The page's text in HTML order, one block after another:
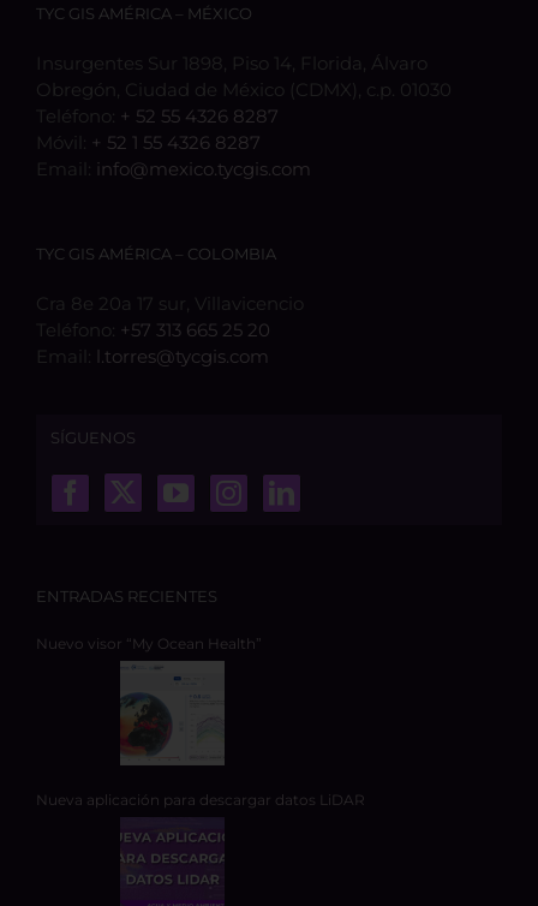
TYC GIS AMÉRICA – MÉXICO
Insurgentes Sur 1898, Piso 14, Florida, Álvaro
Obregón, Ciudad de México (CDMX), c.p. 01030
Teléfono: + 52 55 4326 8287
Móvil: + 52 1 55 4326 8287
Email: info@mexico.tycgis.com
TYC GIS AMÉRICA – COLOMBIA
Cra 8e 20a 17 sur, Villavicencio
Teléfono: +57 313 665 25 20
Email: l.torres@tycgis.com
SÍGUENOS
ENTRADAS RECIENTES
Nuevo visor “My Ocean Health”
Nueva aplicación para descargar datos LiDAR